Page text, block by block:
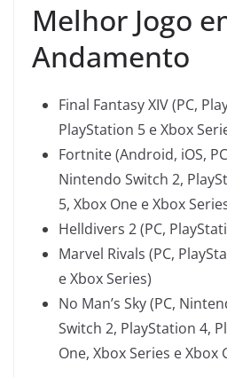
Melhor Jogo
Andamento
Final Fantasy XIV (PC,
PlayStation 5 e Xbox
Fortnite (Android, iOS,
Nintendo Switch 2,
5, Xbox One e Xbox
Helldivers 2 (PC,
Marvel Rivals (PC,
e Xbox Series)
No Man’s Sky (PC,
Switch 2, PlayStation 4,
One, Xbox Series e Xbox